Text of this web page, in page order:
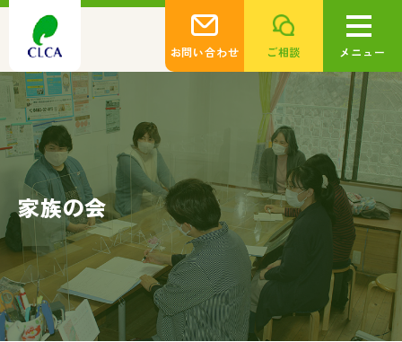
お問い合わせ ご相談 メニュー
家族の会